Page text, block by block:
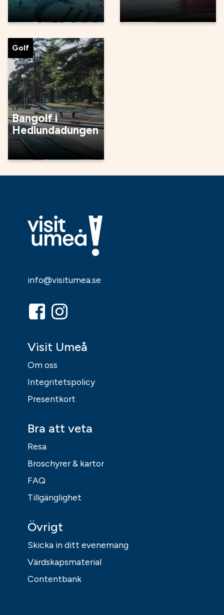
Golf
Bangolf i
Hedlundadungen
info@visitumea.se
Visit Umeå
Om oss
Integritetspolicy
Presentkort
Bra att veta
Resa
Broschyrer & kartor
FAQ
Tillgänglighet
Övrigt
Skicka in ditt evenemang
Värdskapsmaterial
Contentbank